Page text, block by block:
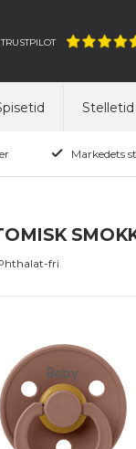
TRUSTPILOT
Stelletid
Markedets
fri
Baby